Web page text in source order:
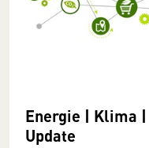
Energie | Klima
Update